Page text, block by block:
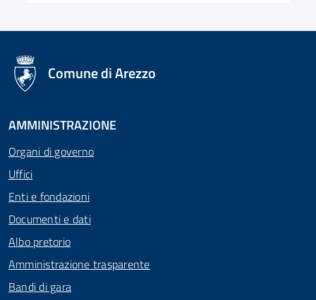
logo Unione Europea
Comune di Arezzo
AMMINISTRAZIONE
Organi di governo
Uffici
Enti e fondazioni
Documenti e dati
Albo pretorio
Amministrazione trasparente
Bandi di gara